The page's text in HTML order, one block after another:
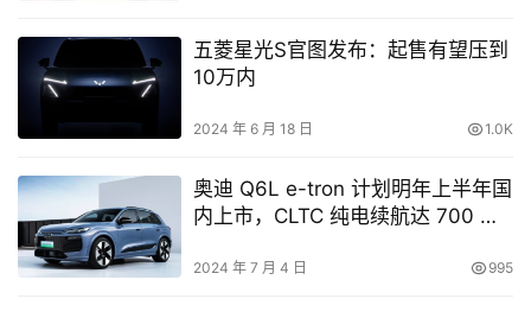
五菱星光S官图发布：起售有望压到
10万内
2024 年 6 月 18 日 1.0K
奥迪 Q6L e-tron 计划明年上半年国
内上市，CLTC 纯电续航达 700 公
2024 年 7 月 4 日 995